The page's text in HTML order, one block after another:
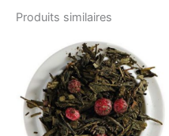
Produits similaires